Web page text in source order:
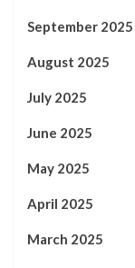
September 2025
August 2025
July 2025
June 2025
May 2025
April 2025
March 2025